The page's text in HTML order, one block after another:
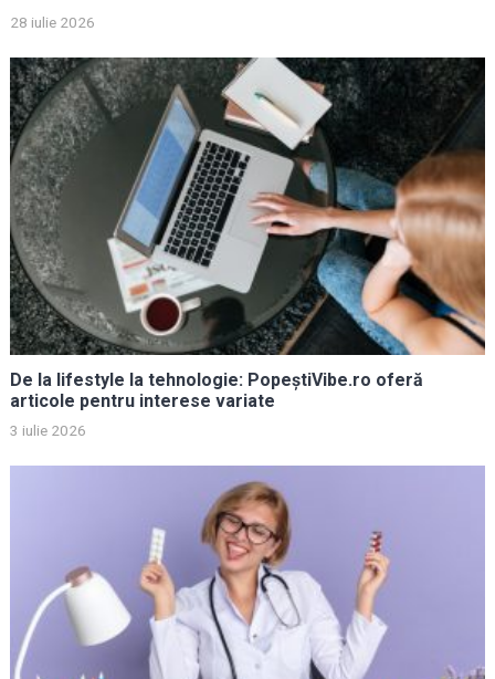
28 iulie 2026
De la lifestyle la tehnologie: PopeștiVibe.ro oferă
articole pentru interese variate
3 iulie 2026